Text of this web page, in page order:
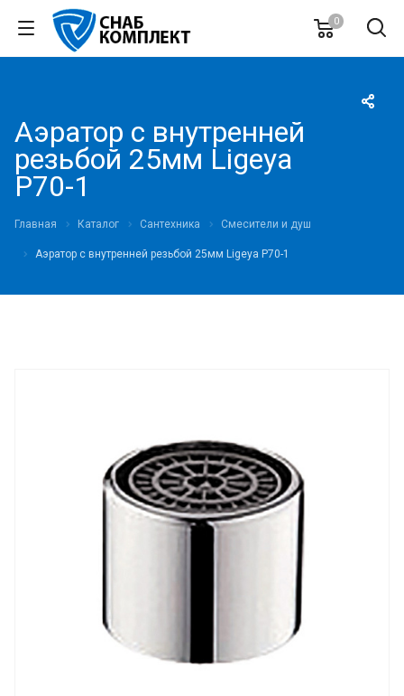
0
Аэратор с внутренней
резьбой 25мм Ligeya
P70-1
Главная Каталог Сантехника Смесители и душ
Аэратор с внутренней резьбой 25мм Ligeya P70-1